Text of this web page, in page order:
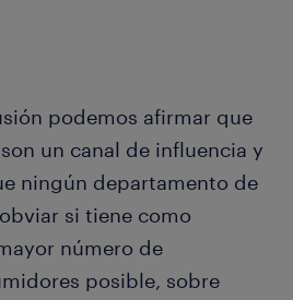
podemos afirmar que
un canal de influencia y
ningún departamento de
si tiene como
número de
posible, sobre